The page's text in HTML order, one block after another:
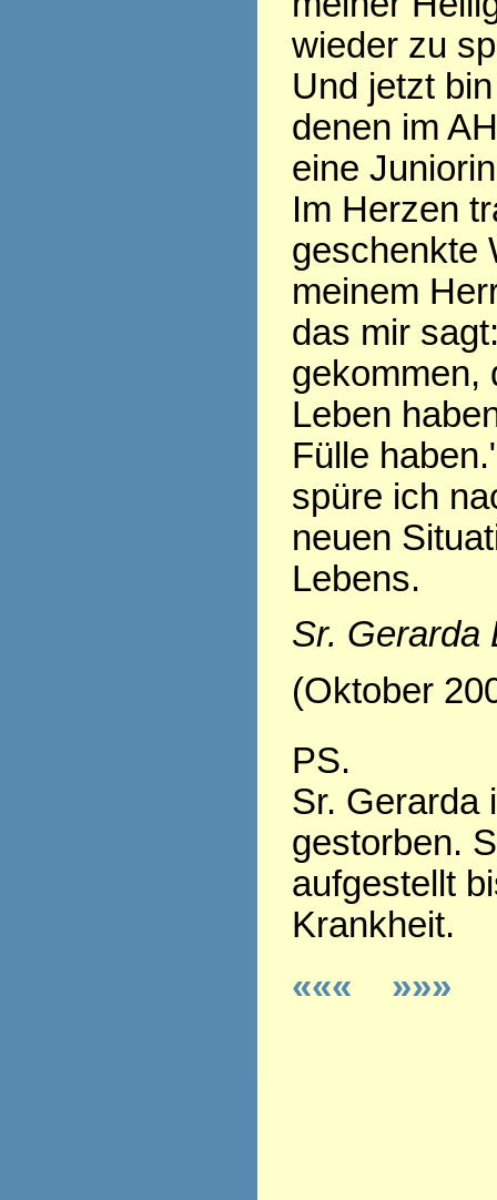
wieder zu
Und jetzt
denen im
eine
Im Herzen
geschenkte
meinem
das mir
gekommen,
Leben
Fülle
spüre ich
neuen
Lebens.
Sr. Gerarda
(Oktober
PS.
Sr. Gerarda
gestorben.
aufgestellt
Krankheit.
«««
»»»